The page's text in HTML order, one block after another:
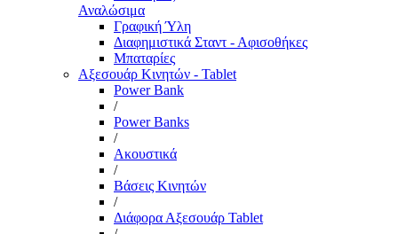
Αναλώσιμα
Γραφική Ύλη
Διαφημιστικά Σταντ - Αφισοθήκες
Μπαταρίες
Αξεσουάρ Κινητών - Tablet
Power Bank
/
Power Banks
/
Ακουστικά
/
Βάσεις Κινητών
/
Διάφορα Αξεσουάρ Tablet